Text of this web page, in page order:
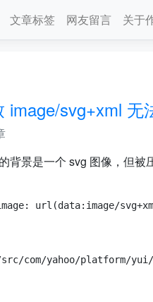
文章标签 网友留言 关于
svg+xml 无
的背景是一个 svg 图像，但被